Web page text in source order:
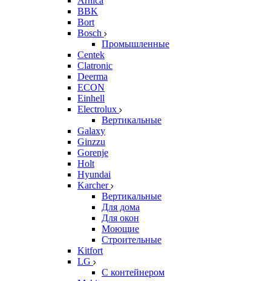
BBK
Bort
Bosch
Промышленные
Centek
Clatronic
Deerma
ECON
Einhell
Electrolux
Вертикальные
Galaxy
Ginzzu
Gorenje
Holt
Hyundai
Karcher
Вертикальные
Для дома
Для окон
Моющие
Строительные
Kitfort
LG
С контейнером